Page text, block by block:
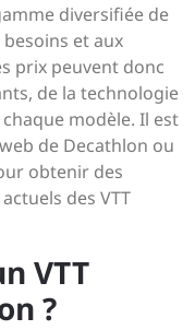
diversifiée de
et aux
prix peuvent donc
de la technologie
modèle. Il est
de Decathlon ou
obtenir des
des VTT
VTT
?